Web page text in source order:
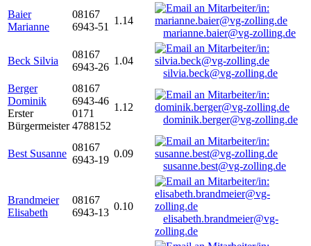
Baier
Marianne
08167
6943-51
1.14
marianne.baier@vg-zolling.de
Beck Silvia
08167
6943-26
1.04
silvia.beck@vg-zolling.de
Berger
Dominik
Erster
Bürgermeister
08167
6943-46
0171
4788152
1.12
dominik.berger@vg-zolling.de
Best Susanne
08167
6943-19
0.09
susanne.best@vg-zolling.de
Brandmeier
Elisabeth
08167
6943-13
0.10
elisabeth.brandmeier@vg-
zolling.de